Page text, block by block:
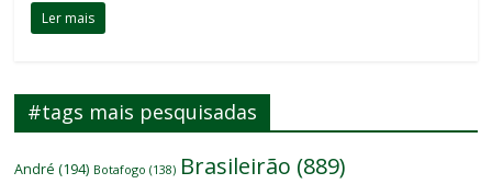
Ler mais
#tags mais pesquisadas
André (194) Botafogo (138) Brasileirão (889)